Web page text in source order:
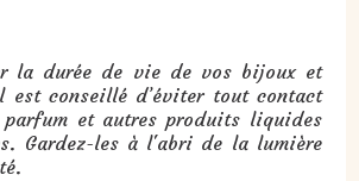
la durée de vie de vos bijoux et
est conseillé d’éviter tout contact
parfum et autres produits liquides
Gardez-les à l'abri de la lumière